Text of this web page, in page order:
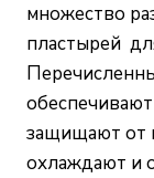
множество
пластырей
защищают от
охлаждают и